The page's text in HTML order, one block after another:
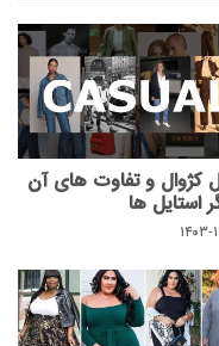
کژوال و تفاوت های آن
استایل ها
۱۱-۱۳